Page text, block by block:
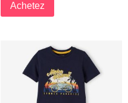
Achetez